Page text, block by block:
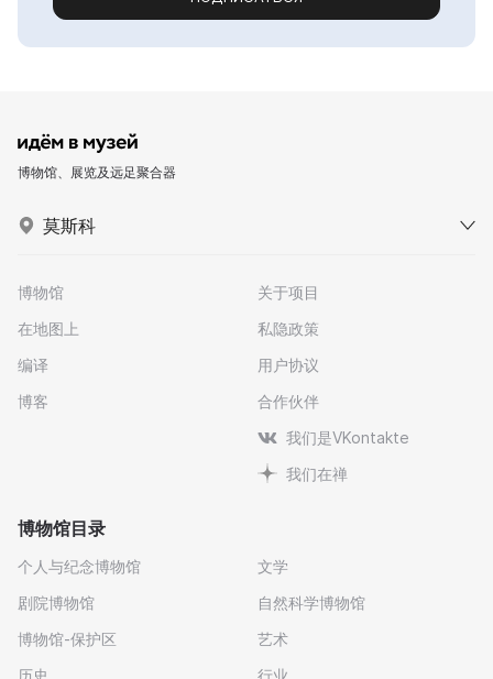
博物馆、展览及远足聚合器
莫斯科
博物馆
在地图上
编译
博客
关于项目
私隐政策
用户协议
合作伙伴
我们是VKontakte
我们在禅
博物馆目录
个人与纪念博物馆
剧院博物馆
博物馆-保护区
历史
文学
自然科学博物馆
艺术
行业